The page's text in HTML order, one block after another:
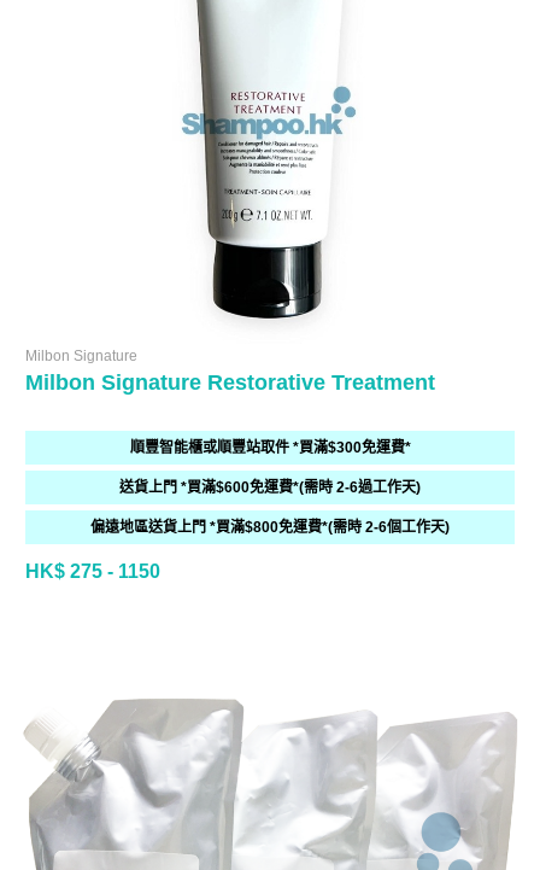
Milbon Signature
Milbon Signature Restorative Treatment
順豐智能櫃或順豐站取件 *買滿$300免運費*
送貨上門 *買滿$600免運費*(需時 2-6過工作天)
偏遠地區送貨上門 *買滿$800免運費*(需時 2-6個工作天)
HK$ 275 - 1150